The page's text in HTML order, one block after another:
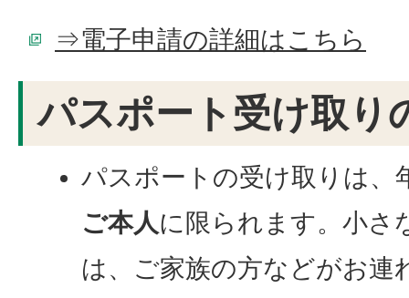
⇒電子申請の詳細はこちら
パスポート受け取り
パスポートの受け取りは、
ご本人に限られます。小さ
は、ご家族の方などがお連